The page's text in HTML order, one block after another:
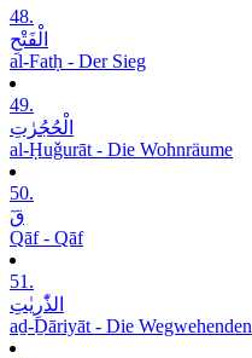
48.
الْفَتْحِ
al-Fatḥ - Der Sieg
49.
الْحُجُرٰتِ
al-Ḥuǧurāt - Die Wohnräume
50.
قٓ
Qāf - Qāf
51.
الذّٰرِیٰتِ
aḏ-Ḏāriyāt - Die Wegwehenden